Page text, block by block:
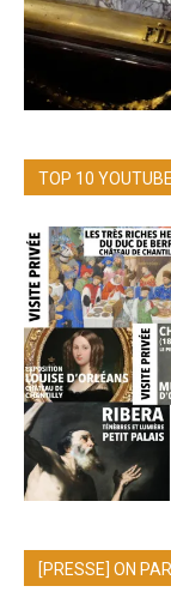
TOP 10
[PRESSE] ON